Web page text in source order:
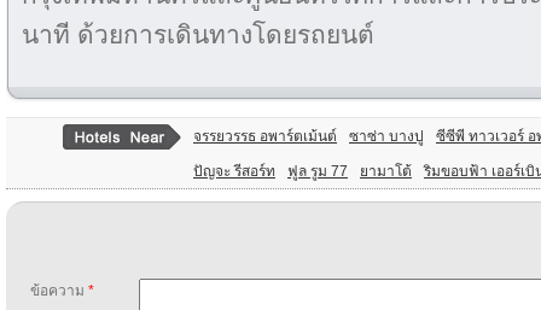
นาที ด้วยการเดินทางโดยรถยนต์
จรรยวรรธ อพาร์ตเม้นต์ ซาซ่า บางปู ซีซีพี ทาวเวอร์
ปัญจะ รีสอร์ท ฟูล รูม 77 ยามาโต้ ริมขอบฟ้า เออร์เบิ
ข้อความ *